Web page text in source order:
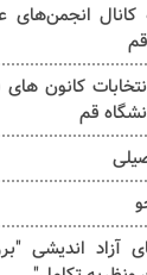
انجمن‌های
کانون های
قم
آزاد اندیشی